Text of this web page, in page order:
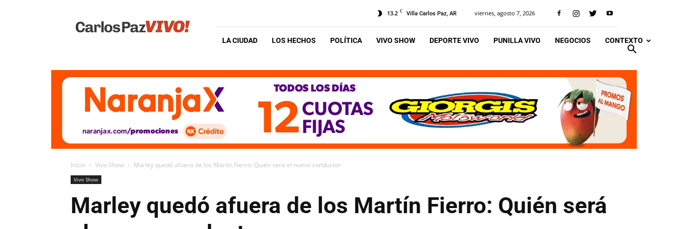
Vivo
13.2 C Villa Carlos Paz, AR viernes, agosto 7, 2026
LA CIUDAD LOS HECHOS POLÍTICA VIVO SHOW DEPORTE VIVO PUNILLA VIVO NEGOCIOS CONTEXTO
Inicio Vivo Show Marley quedó afuera de los Martín Fierro: Quién será el nuevo conductor
Vivo Show
Marley quedó afuera de los Martín Fierro: Quién será